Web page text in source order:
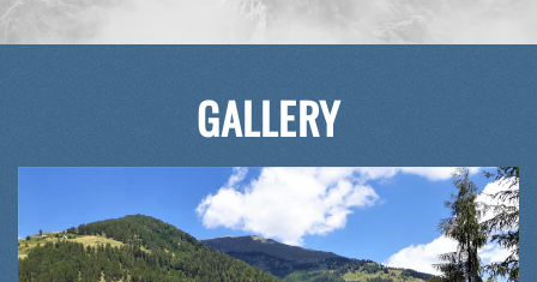
GALLERY